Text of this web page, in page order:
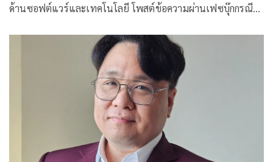
ด้านซอฟต์แวร์และเทคโนโลยี โพสต์ข้อความผ่านเฟซบุ๊กกรณี